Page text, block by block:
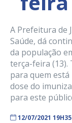
A Prefeitura de
Saúde, dá
da população
terça-feira (13).
para quem
dose do
para este
12/07/2021 19H35